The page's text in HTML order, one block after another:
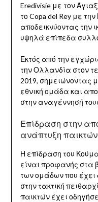
Eredivisie με τον
το Copa del Rey με
αποδεικνύοντας την
υψηλά επίπεδα
Εκτός από την
την Ολλανδία στον
2019, σημειώνοντας
εθνική ομάδα και
στην αναγέννησή
Επίδραση στην
ανάπτυξη παικτών
Η επίδραση του
είναι προφανής
των ομάδων που έχει
στην τακτική
παικτών έχει